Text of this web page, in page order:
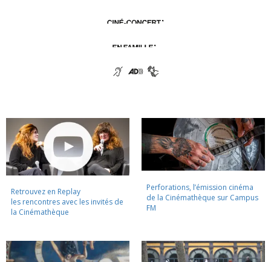
Retrouvez en Replay
les rencontres avec les invités de
la Cinémathèque
Perforations, l’émission cinéma
de la Cinémathèque sur Campus
FM